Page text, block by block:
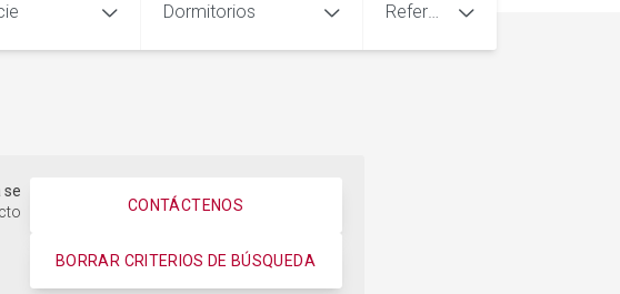
Dormitorios Referencia
se
CONTÁCTENOS
BORRAR CRITERIOS DE BÚSQUEDA